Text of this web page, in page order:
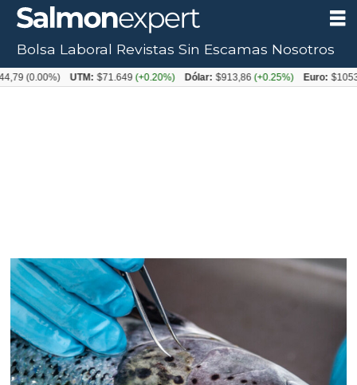
Tag:
Bolsa Laboral Revistas Sin Escamas Nosotros
UTM: $71.649(+0.20%) Dólar: $913,86(+0.25%) Euro: $1053,08(-0.03%)